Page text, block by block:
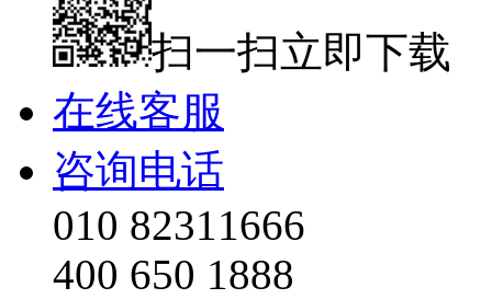
扫一扫立即下载
在线客服
咨询电话
010 82311666
400 650 1888